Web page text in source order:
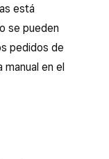
está
se pueden
pedidos de
en el